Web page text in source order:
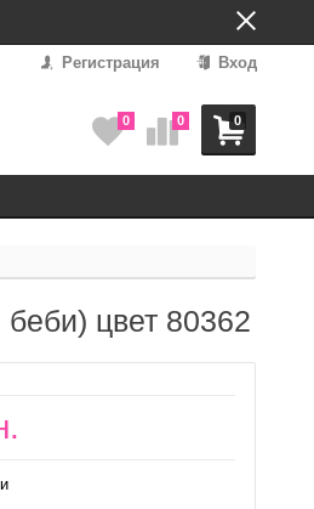
Регистрация Вход
0
0 0
цвет 80362